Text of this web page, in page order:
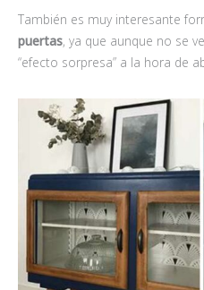
También es muy interesante
puertas, ya que aunque no se
“efecto sorpresa” a la hora de